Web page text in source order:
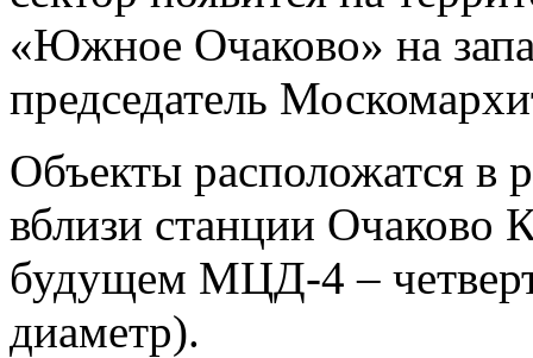
«Южное Очаково» на
председатель
Объекты расположатся в
вблизи станции Очаково
будущем МЦД-4 –
диаметр).